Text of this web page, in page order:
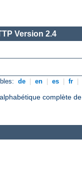
Version 2.4
de en es fr
complète de